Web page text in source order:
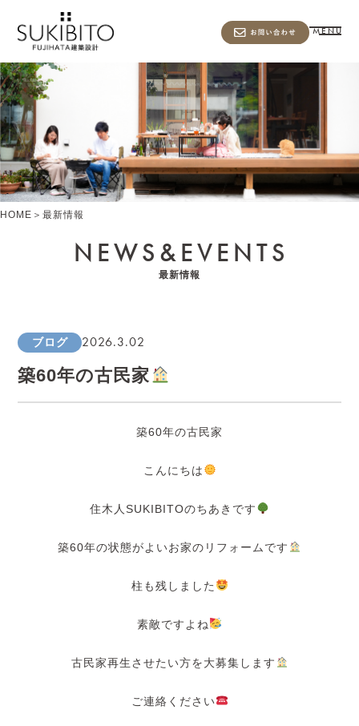
MENU
NEWS&EVENTS
最新情報
HOME ＞ 最新情報
ブログ 2026.3.02
築60年の古民家
築60年の古民家
こんにちは
住木人SUKIBITOのちあきです
築60年の状態がよいお家のリフォームです
柱も残しました
素敵ですよね
古民家再生させたい方を大募集します
ご連絡ください